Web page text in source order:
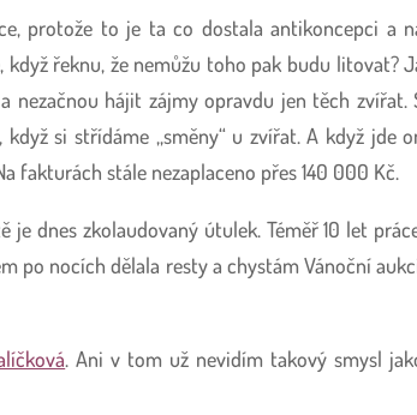
protože to je ta co dostala antikoncepci a
řeknu, že nemůžu toho pak budu litovat?
nezačnou hájit zájmy opravdu jen těch zvířat.
si střídáme ,,směny“ u zvířat. A když jde
fakturách stále nezaplaceno přes 140 000 Kč.
dnes zkolaudovaný útulek. Téměř 10 let
po nocích dělala resty a chystám Vánoční
. Ani v tom už nevidím takový smysl